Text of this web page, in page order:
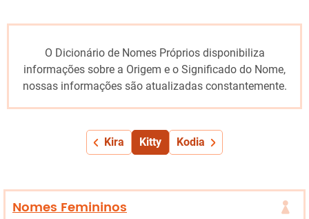
O Dicionário de Nomes Próprios disponibiliza
informações sobre a Origem e o Significado do Nome,
nossas informações são atualizadas constantemente.
Kira Kitty Kodia
Nomes Femininos